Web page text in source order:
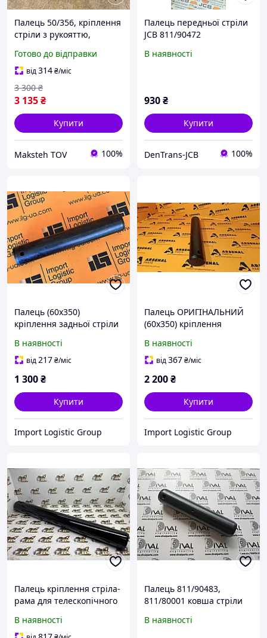
Палець 50/356, кріплення
стріли з рукояттю,
03 13.0600.301
Готово до відправки
від314₴/міс
3 135₴
3 300 ₴
Купити
Maksteh TOV 100%
Палець передньої стріли
JCB 811/90472
В наявності
930₴
Купити
DenTrans-JCB 100%
Палець (60x350)
кріплення задньої стріли
811/50372
В наявності
від217₴/міс
1 300₴
Купити
Import Logistic Group
Палець ОРИГІНАЛЬНИЙ
(60x350) кріплення
JCB 3CX 811/50372
В наявності
від367₴/міс
2 200₴
Купити
Import Logistic Group
Палець кріплення стріла-
рама для телескопічного
811/90144
В наявності
Палець 811/90483,
811/80001 ковша стріли
екскаватора
В наявності